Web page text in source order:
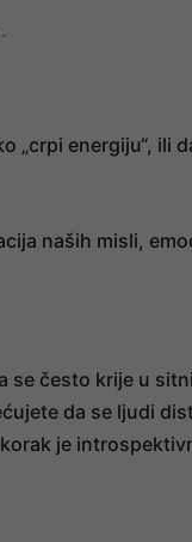
„crpi energiju“, ili
naših misli,
se često krije u
da se ljudi
je